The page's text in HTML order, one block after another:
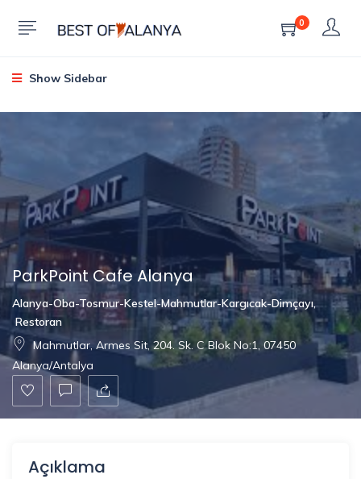
0
Show Sidebar
ParkPoint Cafe Alanya
Alanya-Oba-Tosmur-Kestel-Mahmutlar-Kargıcak-Dimçayı,
Restoran
Mahmutlar, Armes Sit, 204. Sk. C Blok No:1, 07450
Alanya/Antalya
Açıklama